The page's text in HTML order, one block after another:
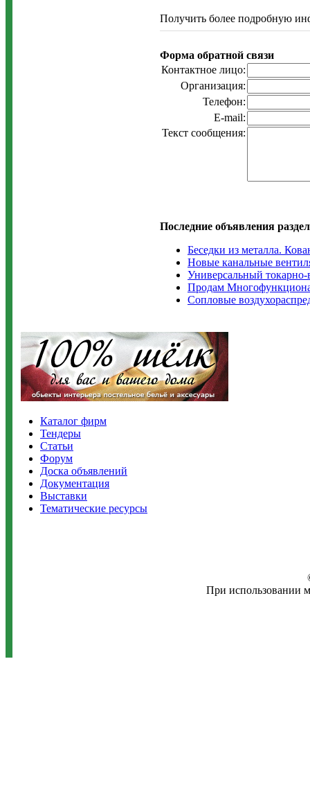
Получить более подробную
Форма обратной связи
Контактное лицо:
Организация:
Телефон:
E-mail:
Текст сообщения:
Последние объявления
Беседки из металла.
Новые канальные
Универсальный
Продам
Сопловые
Каталог фирм
Тендеры
Статьи
Форум
Доска объявлений
Документация
Выставки
Тематические ресурсы
При использовании